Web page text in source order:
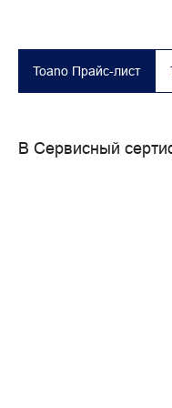
Toano Прайс-лист
В Сервисный